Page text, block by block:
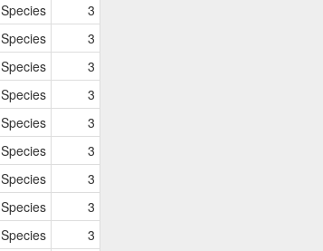
Species
3
Species
3
Species
3
Species
3
Species
3
Species
3
Species
3
Species
3
Species
3